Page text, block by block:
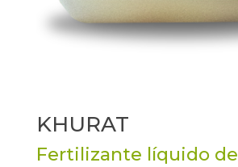
KHURAT
Fertilizante líquido de